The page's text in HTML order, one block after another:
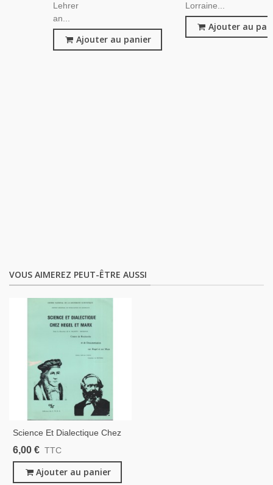
Lehrer
an...
Ajouter au panier
Lorraine...
Ajouter au
VOUS AIMEREZ PEUT-ÊTRE AUSSI
Science Et Dialectique Chez
Hegel Et Marx, Par Vadée,
6,00 € TTC
Ajouter au panier